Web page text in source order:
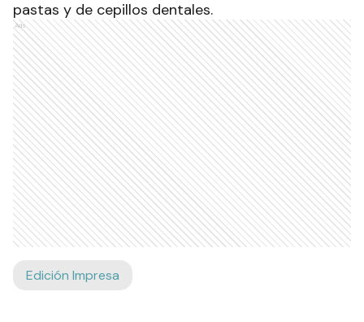
pastas y de cepillos dentales.
Ads
Edición Impresa